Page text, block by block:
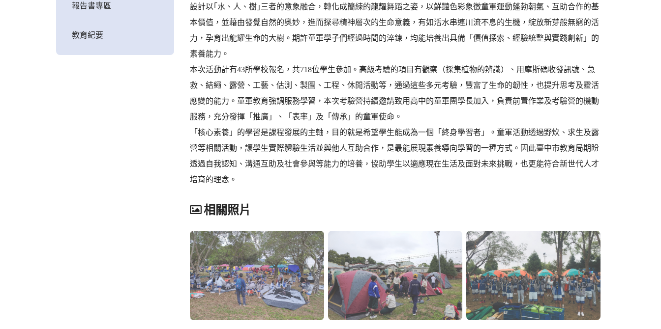
報告書專區
教育紀要
設計以｢水、人、樹｣三者的意象融合，轉化成簡練的龍耀舞蹈之姿，以鮮豔色彩象徵童軍運動蓬勃朝氣、互助合作的基
本價值，並藉由發覺自然的奧妙，進而探尋精神層次的生命意義，有如活水串連川流不息的生機，綻放新芽般無窮的活
力，孕育出龍耀生命的大樹。期許童軍學子們經過時間的淬鍊，均能培養出具備「價值探索、經驗統整與實踐創新」的
素養能力。
本次活動計有43所學校報名，共718位學生參加。高級考驗的項目有觀察（採集植物的辨識）、用摩斯碼收發訊號、急
救、結繩、露營、工藝、估測、製圖、工程、休閒活動等，通過這些多元考驗，豐富了生命的韌性，也提升思考及靈活
應變的能力。童軍教育強調服務學習，本次考驗營持續邀請致用高中的童軍團學長加入，負責前置作業及考驗營的機動
服務，充分發揮「推廣」、「表率」及「傳承」的童軍使命。
「核心素養」的學習是課程發展的主軸，目的就是希望學生能成為一個「終身學習者」。童軍活動透過野炊、求生及露
營等相關活動，讓學生實際體驗生活並與他人互助合作，是最能展現素養導向學習的一種方式。因此臺中市教育局期盼
透過自我認知、溝通互助及社會參與等能力的培養，協助學生以適應現在生活及面對未來挑戰，也更能符合新世代人才
培育的理念。
相關照片